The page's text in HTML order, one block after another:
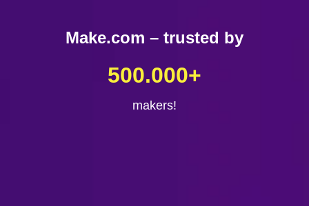
Make.com – trusted by
makers!
500.000+